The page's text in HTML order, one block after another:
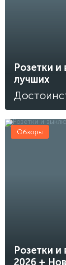
Розетки и
лучших
Розетки
2026 +
Обзоры